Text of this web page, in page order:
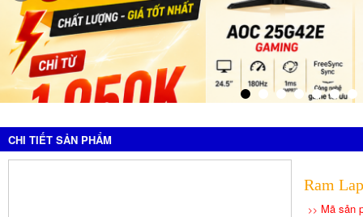
CHI TIẾT SẢN PHẨM
Ram
>> Mã sản